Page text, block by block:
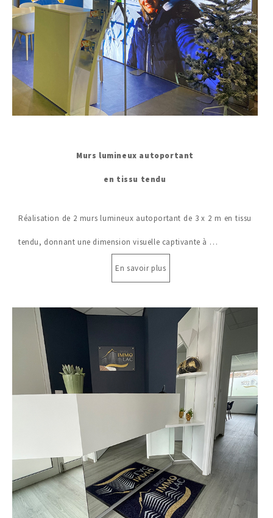
Murs lumineux autoportant
en tissu tendu
Réalisation de 2 murs lumineux autoportant de 3 x 2 m en tissu
tendu, donnant une dimension visuelle captivante à …
En savoir plus